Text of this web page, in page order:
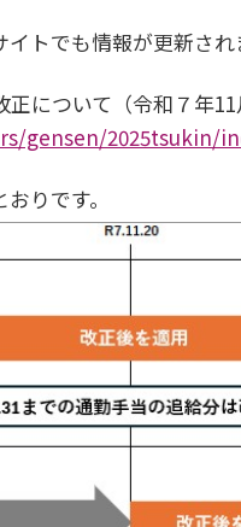
トでも情報が更新され
について（令和７年11
gensen/2025tsukin/
りです。